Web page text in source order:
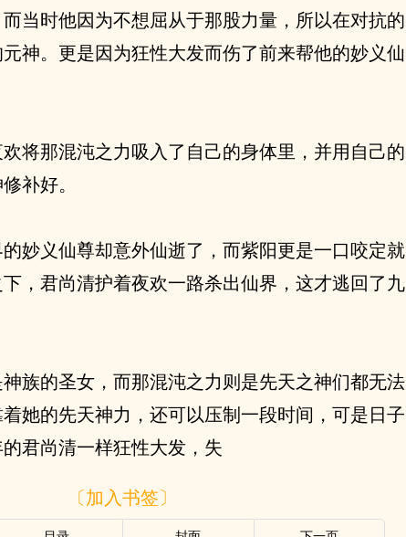
当时他因为不想屈从于那股力量，所以在对抗的
神。更是因为狂性大发而伤了前来帮他的妙义仙
将那混沌之力吸入了自己的身体里，并用自己的
补好。
妙义仙尊却意外仙逝了，而紫阳更是一口咬定就
，君尚清护着夜欢一路杀出仙界，这才逃回了九
族的圣女，而那混沌之力则是先天之神们都无法
她的先天神力，还可以压制一段时间，可是日子
君尚清一样狂性大发，失
〔加入书签〕